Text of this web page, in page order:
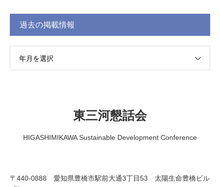
過去の掲載情報
年月を選択
東三河懇話会
HIGASHIMIKAWA Sustainable Development Conference
〒440-0888 愛知県豊橋市駅前大通3丁目53 太陽生命豊橋ビル